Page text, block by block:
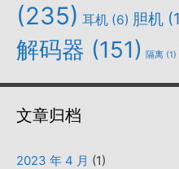
(235) 耳机 (6) 胆机
解码器 (151) 隔离 (1)
文章归档
2023 年 4 月 (1)